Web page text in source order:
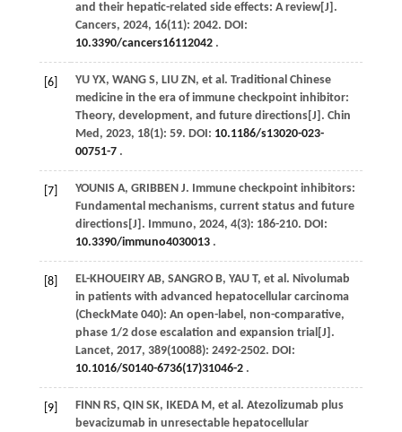
and their hepatic-related side effects: A review[J].
Cancers, 2024, 16(11): 2042. DOI:
10.3390/cancers16112042.
[6] YU YX, WANG S, LIU ZN, et al. Traditional Chinese
medicine in the era of immune checkpoint inhibitor:
Theory, development, and future directions[J]. Chin
Med, 2023, 18(1): 59. DOI: 10.1186/s13020-023-
00751-7.
[7] YOUNIS A, GRIBBEN J. Immune checkpoint inhibitors:
Fundamental mechanisms, current status and future
directions[J]. Immuno, 2024, 4(3): 186-210. DOI:
10.3390/immuno4030013.
[8] EL-KHOUEIRY AB, SANGRO B, YAU T, et al. Nivolumab
in patients with advanced hepatocellular carcinoma
(CheckMate 040): An open-label, non-comparative,
phase 1/2 dose escalation and expansion trial[J].
Lancet, 2017, 389(10088): 2492-2502. DOI:
10.1016/S0140-6736(17)31046-2.
[9] FINN RS, QIN SK, IKEDA M, et al. Atezolizumab plus
bevacizumab in unresectable hepatocellular